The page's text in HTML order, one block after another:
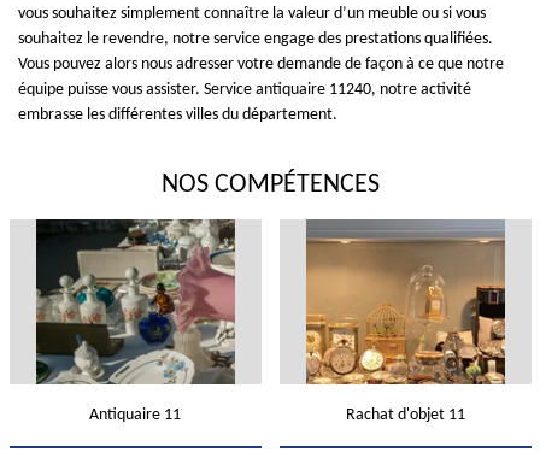
vous souhaitez simplement connaître la valeur d’un meuble ou si vous
souhaitez le revendre, notre service engage des prestations qualifiées.
Vous pouvez alors nous adresser votre demande de façon à ce que notre
équipe puisse vous assister. Service antiquaire 11240, notre activité
embrasse les différentes villes du département.
NOS COMPÉTENCES
Antiquaire 11 Rachat d'objet 11